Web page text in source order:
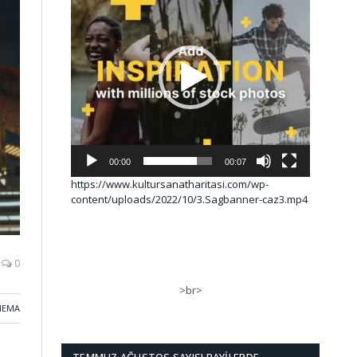
0
00:00 00:07
https://www.kultursanatharitasi.com/wp-
content/uploads/2022/10/3.Sagbanner-caz3.mp4
>br>